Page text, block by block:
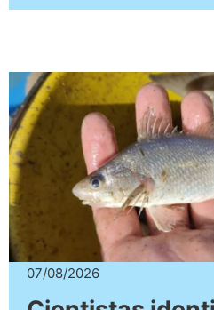
07/08/2026